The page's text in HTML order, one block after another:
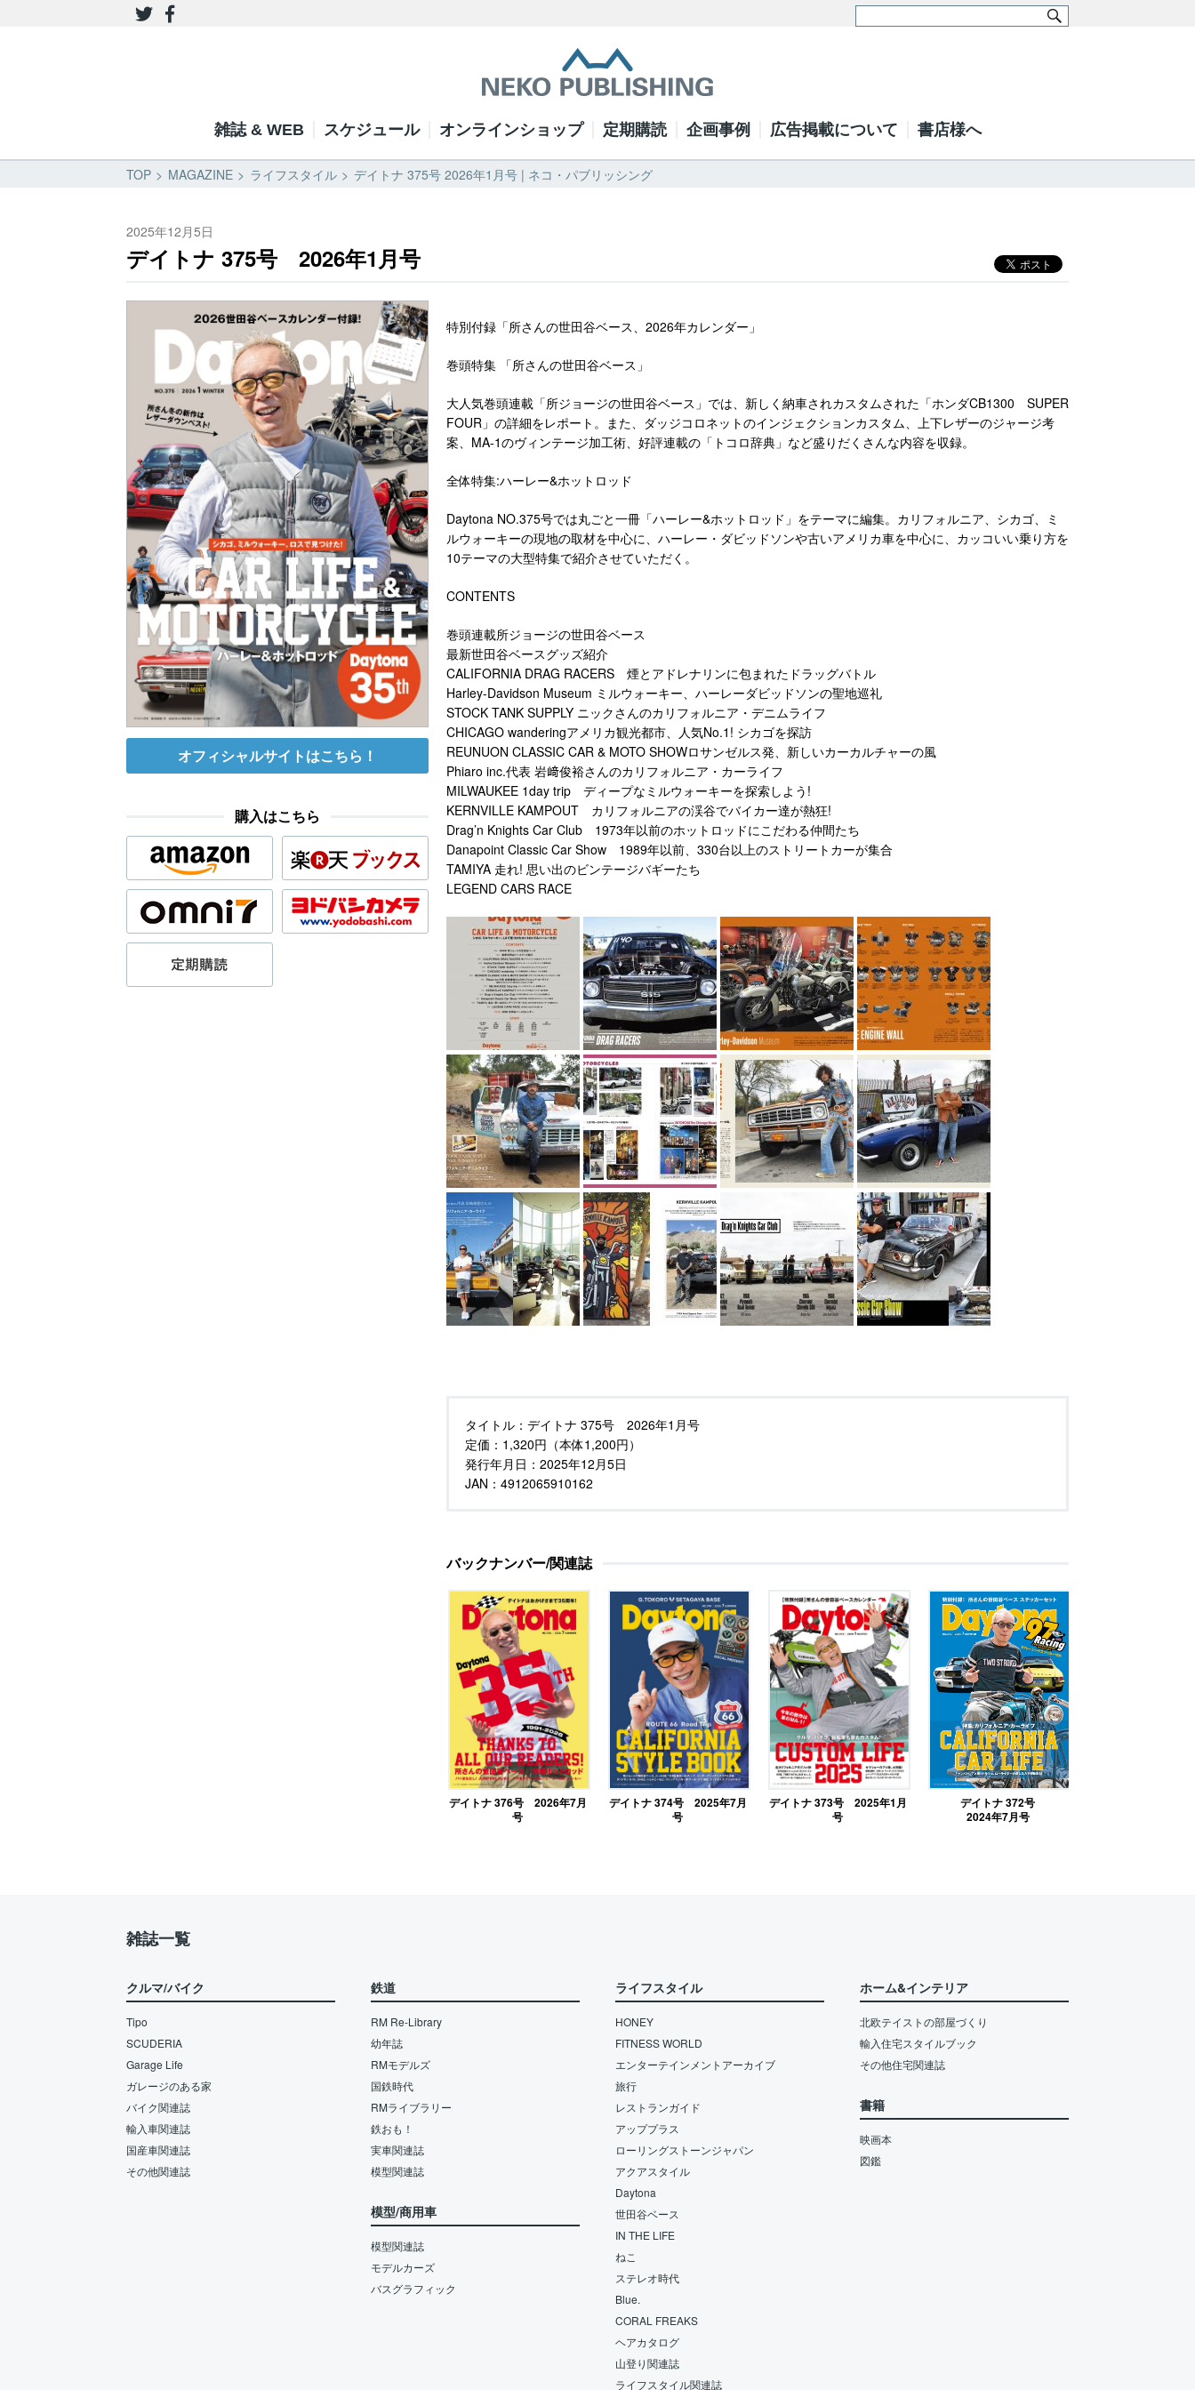
雑誌 & WEB スケジュール オンラインショップ 定期購読 企画事例 広告掲載について 書店様へ
TOP MAGAZINE ライフスタイル デイトナ 375号 2026年1月号 | ネコ・パブリッシング
2025年12月5日
デイトナ 375号 2026年1月号
オフィシャルサイトはこちら！
購入はこちら
特別付録「所さんの世田谷ベース、2026年カレンダー」
巻頭特集 「所さんの世田谷ベース」
大人気巻頭連載「所ジョージの世田谷ベース」では、新しく納車されカスタムされた「ホンダCB1300 SUPER
FOUR」の詳細をレポート。また、ダッジコロネットのインジェクションカスタム、上下レザーのジャージ考
案、MA-1のヴィンテージ加工術、好評連載の「トコロ辞典」など盛りだくさんな内容を収録。
全体特集:ハーレー&ホットロッド
Daytona NO.375号では丸ごと一冊「ハーレー&ホットロッド」をテーマに編集。カリフォルニア、シカゴ、ミ
ルウォーキーの現地の取材を中心に、ハーレー・ダビッドソンや古いアメリカ車を中心に、カッコいい乗り方を
10テーマの大型特集で紹介させていただく。
CONTENTS
巻頭連載所ジョージの世田谷ベース
最新世田谷ベースグッズ紹介
CALIFORNIA DRAG RACERS 煙とアドレナリンに包まれたドラッグバトル
Harley-Davidson Museum ミルウォーキー、ハーレーダビッドソンの聖地巡礼
STOCK TANK SUPPLY ニックさんのカリフォルニア・デニムライフ
CHICAGO wanderingアメリカ観光都市、人気No.1! シカゴを探訪
REUNUON CLASSIC CAR & MOTO SHOWロサンゼルス発、新しいカーカルチャーの風
Phiaro inc.代表 岩﨑俊裕さんのカリフォルニア・カーライフ
MILWAUKEE 1day trip ディープなミルウォーキーを探索しよう!
KERNVILLE KAMPOUT カリフォルニアの渓谷でバイカー達が熱狂!
Drag’n Knights Car Club 1973年以前のホットロッドにこだわる仲間たち
Danapoint Classic Car Show 1989年以前、330台以上のストリートカーが集合
TAMIYA 走れ! 思い出のビンテージバギーたち
LEGEND CARS RACE
タイトル： デイトナ 375号 2026年1月号
定価： 1,320円（本体1,200円）
発行年月日： 2025年12月5日
JAN：4912065910162
バックナンバー/関連誌
デイトナ 376号 2026年7月
号
デイトナ 374号 2025年7月
号
デイトナ 373号 2025年1月
号
デイトナ 372号
2024年7月号
雑誌一覧
クルマ/バイク
Tipo
SCUDERIA
Garage Life
ガレージのある家
バイク関連誌
輸入車関連誌
国産車関連誌
その他関連誌
鉄道
RM Re-Library
幼年誌
RMモデルズ
国鉄時代
RMライブラリー
鉄おも！
実車関連誌
模型関連誌
模型/商用車
模型関連誌
モデルカーズ
バスグラフィック
ライフスタイル
HONEY
FITNESS WORLD
エンターテインメントアーカイブ
旅行
レストランガイド
アッププラス
ローリングストーンジャパン
アクアスタイル
Daytona
世田谷ベース
IN THE LIFE
ねこ
ステレオ時代
Blue.
CORAL FREAKS
ヘアカタログ
山登り関連誌
ライフスタイル関連誌
ホーム&インテリア
北欧テイストの部屋づくり
輸入住宅スタイルブック
その他住宅関連誌
書籍
映画本
図鑑